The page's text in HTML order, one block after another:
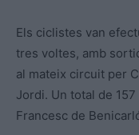
Els ciclistes van
tres voltes, amb
al mateix circuit per
Jordi. Un total de
Francesc de